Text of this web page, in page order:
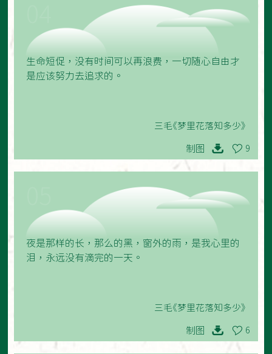
生命短促，没有时间可以再浪费，一切随心自由才
是应该努力去追求的。
三毛《梦里花落知多少》
制图 9
夜是那样的长，那么的黑，窗外的雨，是我心里的
泪，永远没有滴完的一天。
三毛《梦里花落知多少》
制图 6